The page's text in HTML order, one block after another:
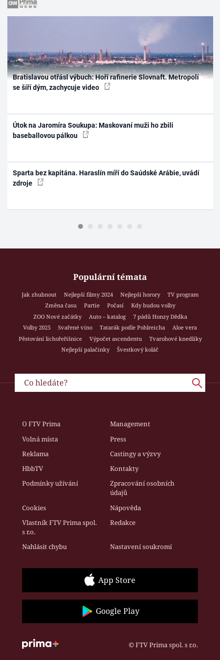
Bratislavou otřásl výbuch: Hoří rafinerie Slovnaft. Metropolí
se šíří dým, zachycuje video
Útok na Jaromíra Soukupa: Maskovaní muži ho zbili
baseballovou pálkou
Sparta bez kapitána. Haraslín míří do Saúdské Arábie, uvádí
zdroje
Populární témata
Jak zhubnout Nejlepší filmy 2024 Nejlepší horory
TV program
Změna času
Partie Počasí
Kdy budou volby
ZOO Nové začátky
Auto – katalog
7 pádů Honzy Dědka
Volby 2025
Svařené víno Tatarák podle Pohlreicha
Aloe vera
Pěstování lichořeřišnice
Výpočet ascendentu
Tvarohové knedlíky
Nejlepší palačinky
Švestkový koláč
O FTV Prima
Management
Volná místa
Press
Reklama
Castingy a výzvy
HbbTV
Kontakty
Podmínky užívání
Zpracování osobních
údajů
Cookies
Nápověda
Vlastník FTV Prima spol.
s r.o.
Redakce
Nahlásit chybu Nastavení soukromí
App Store
Google Play
© FTV Prima spol. s r.o.